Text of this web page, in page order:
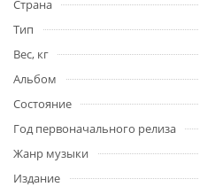
Страна
Тип
Вес, кг
Альбом
Состояние
Год первоначального релиза
Жанр музыки
Издание